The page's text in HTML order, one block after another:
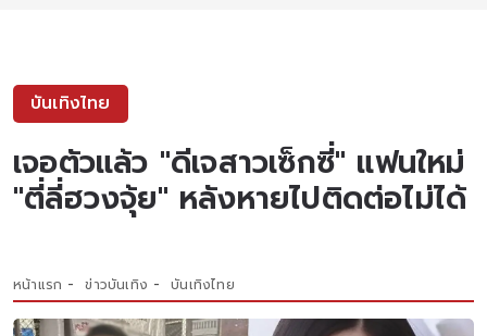
บันเทิงไทย
เจอตัวแล้ว "ดีเจสาวเซ็กซี่" แฟนใหม่
"ตี่ลี่ฮวงจุ้ย" หลังหายไปติดต่อไม่ได้
หน้าแรก ข่าวบันเทิง บันเทิงไทย